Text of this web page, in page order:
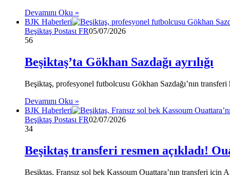
Devamını Oku »
BJK Haberleri
Beşiktaş Postası FR05/07/2026
56
Beşiktaş’ta Gökhan Sazdağı ayrılığı
Beşiktaş, profesyonel futbolcusu Gökhan Sazdağı’nın transferi
Devamını Oku »
BJK Haberleri
Beşiktaş Postası FR02/07/2026
34
Beşiktaş transferi resmen açıkladı!
Beşiktaş, Fransız sol bek Kassoum Ouattara’nın transferi için